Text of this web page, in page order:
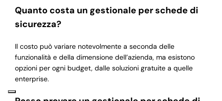
Quanto costa un gestionale per schede di
sicurezza?
Il costo può variare notevolmente a seconda delle
funzionalità e della dimensione dell’azienda, ma esistono
opzioni per ogni budget, dalle soluzioni gratuite a quelle
enterprise.